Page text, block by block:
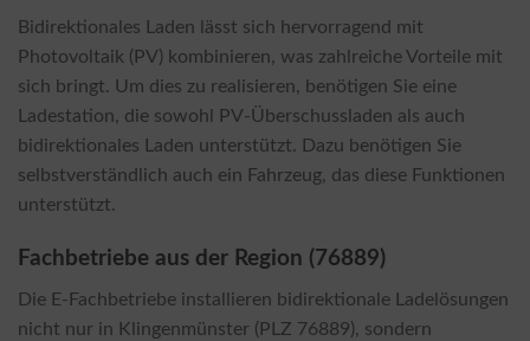
Bidirektionales Laden lässt sich hervorragend mit
Photovoltaik (PV) kombinieren, was zahlreiche Vorteile mit
sich bringt. Um dies zu realisieren, benötigen Sie eine
Ladestation, die sowohl PV-Überschussladen als auch
bidirektionales Laden unterstützt. Dazu benötigen Sie
selbstverständlich auch ein Fahrzeug, das diese Funktionen
unterstützt.
Fachbetriebe aus der Region (76889)
Die E-Fachbetriebe installieren bidirektionale Ladelösungen
nicht nur in Klingenmünster (PLZ 76889), sondern